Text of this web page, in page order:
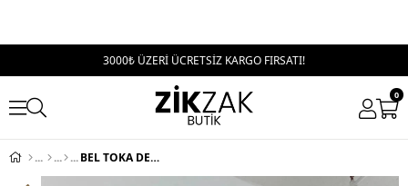
3000₺ ÜZERİ ÜCRETSİZ KARGO FIRSATI!
0
BEL TOKA DETAY BOL KESİM GENİŞ PAÇA BAGGY JEAN SİYAH